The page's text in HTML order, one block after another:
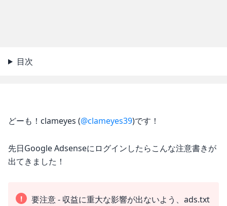
目次
どーも！clameyes (@clameyes39)です！
先日Google Adsenseにログインしたらこんな注意書きが
出てきました！
!
要注意 - 収益に重大な影響が出ないよう、ads.txt